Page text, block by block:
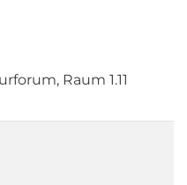
Raum 1.11